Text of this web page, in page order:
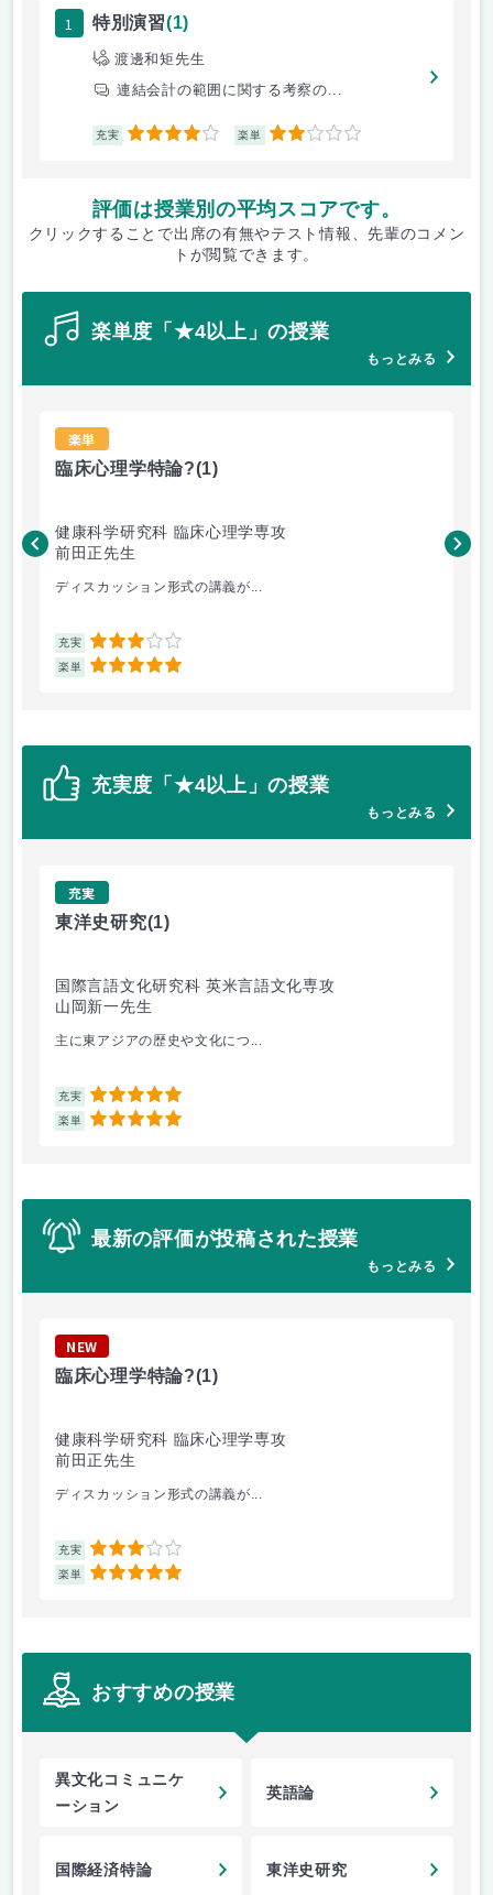
1 特別演習(1)
渡邊和矩先生
連結会計の範囲に関する考察の...
充実 4 楽単 2
評価は授業別の平均スコアです。
クリックすることで出席の有無やテスト情報、先輩のコメン
トが閲覧できます。
楽単度「★4以上」の授業
もっとみる
楽単
臨床心理学特論?(1)
健康科学研究科 臨床心理学専攻
前田正先生
ディスカッション形式の講義が...
充実 3
楽単 5
山
充実度「★4以上」の授業
もっとみる
充実
東洋史研究(1)
国際言語文化研究科 英米言語文化専攻
山岡新一先生
主に東アジアの歴史や文化につ...
充実 5
楽単 5
最新の評価が投稿された授業
もっとみる
NEW
臨床心理学特論?(1)
健康科学研究科 臨床心理学専攻
前田正先生
ディスカッション形式の講義が...
充実 3
楽単 5
おすすめの授業
異文化コミュニケ
ーション
英語論
国際経済特論 東洋史研究